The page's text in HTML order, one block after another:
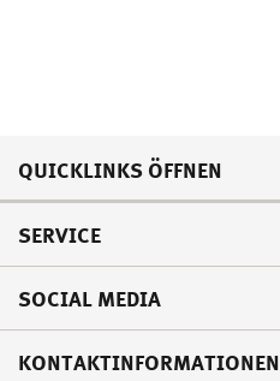
QUICKLINKS ÖFFNEN
SERVICE
SOCIAL MEDIA
KONTAKTINFORMATIONEN